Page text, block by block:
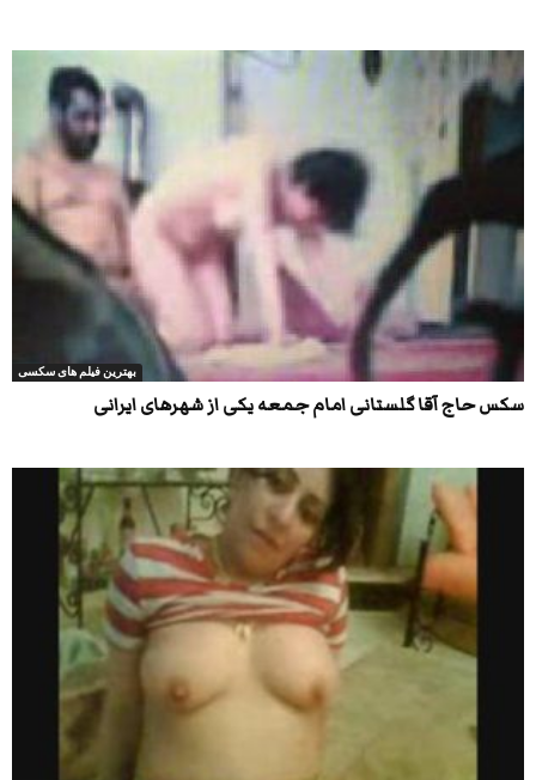
بهترین فیلم های سکسی
سکس حاج آقا گلستانی امام جمعه یکی از شهرهای ایرانی